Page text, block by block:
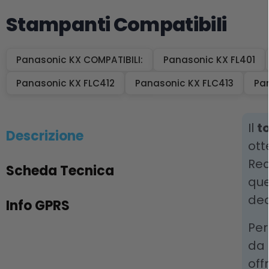
Stampanti Compatibili
Panasonic KX COMPATIBILI: Panasonic KX FL401
Panasonic KX FLC412
Panasonic KX FLC413
Descrizione
Scheda Tecnica
Info GPRS
Il
da